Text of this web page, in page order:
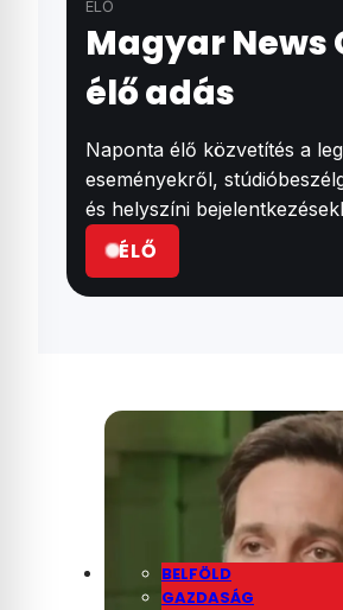
ÉLŐ
Magyar News
élő adás
Naponta élő közvetítés a
eseményekről,
és helyszíni
ÉLŐ
BELFÖLD
GAZDASÁG